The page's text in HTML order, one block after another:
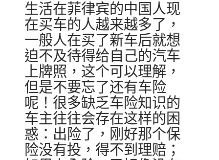
生活在菲律宾的中国人现
在买车的人越来越多了，
一般人在买了新车后就想
迫不及待得给自己的汽车
上牌照，这个可以理解，
但是不要忘了还有车险
呢！很多缺乏车险知识的
车主往往会存在这样的困
惑：出险了，刚好那个保
险没有投，得不到理赔；